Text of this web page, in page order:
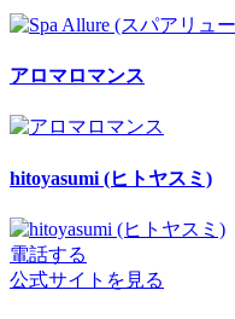
アロマロマンス
hitoyasumi (ヒトヤスミ)
電話する
公式サイトを見る